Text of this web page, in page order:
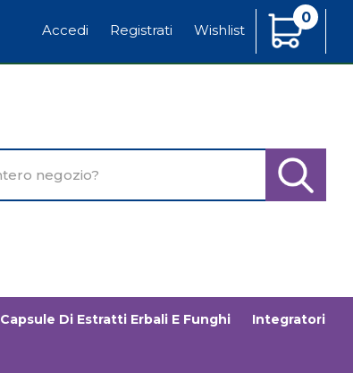
Accedi Registrati Wishlist
0
Articoli
Inseriti
Cerca
Capsule Di Estratti Erbali E Funghi Integratori